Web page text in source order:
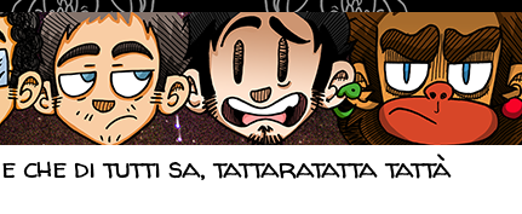
e che di tutti sa, tattaratatta tattà